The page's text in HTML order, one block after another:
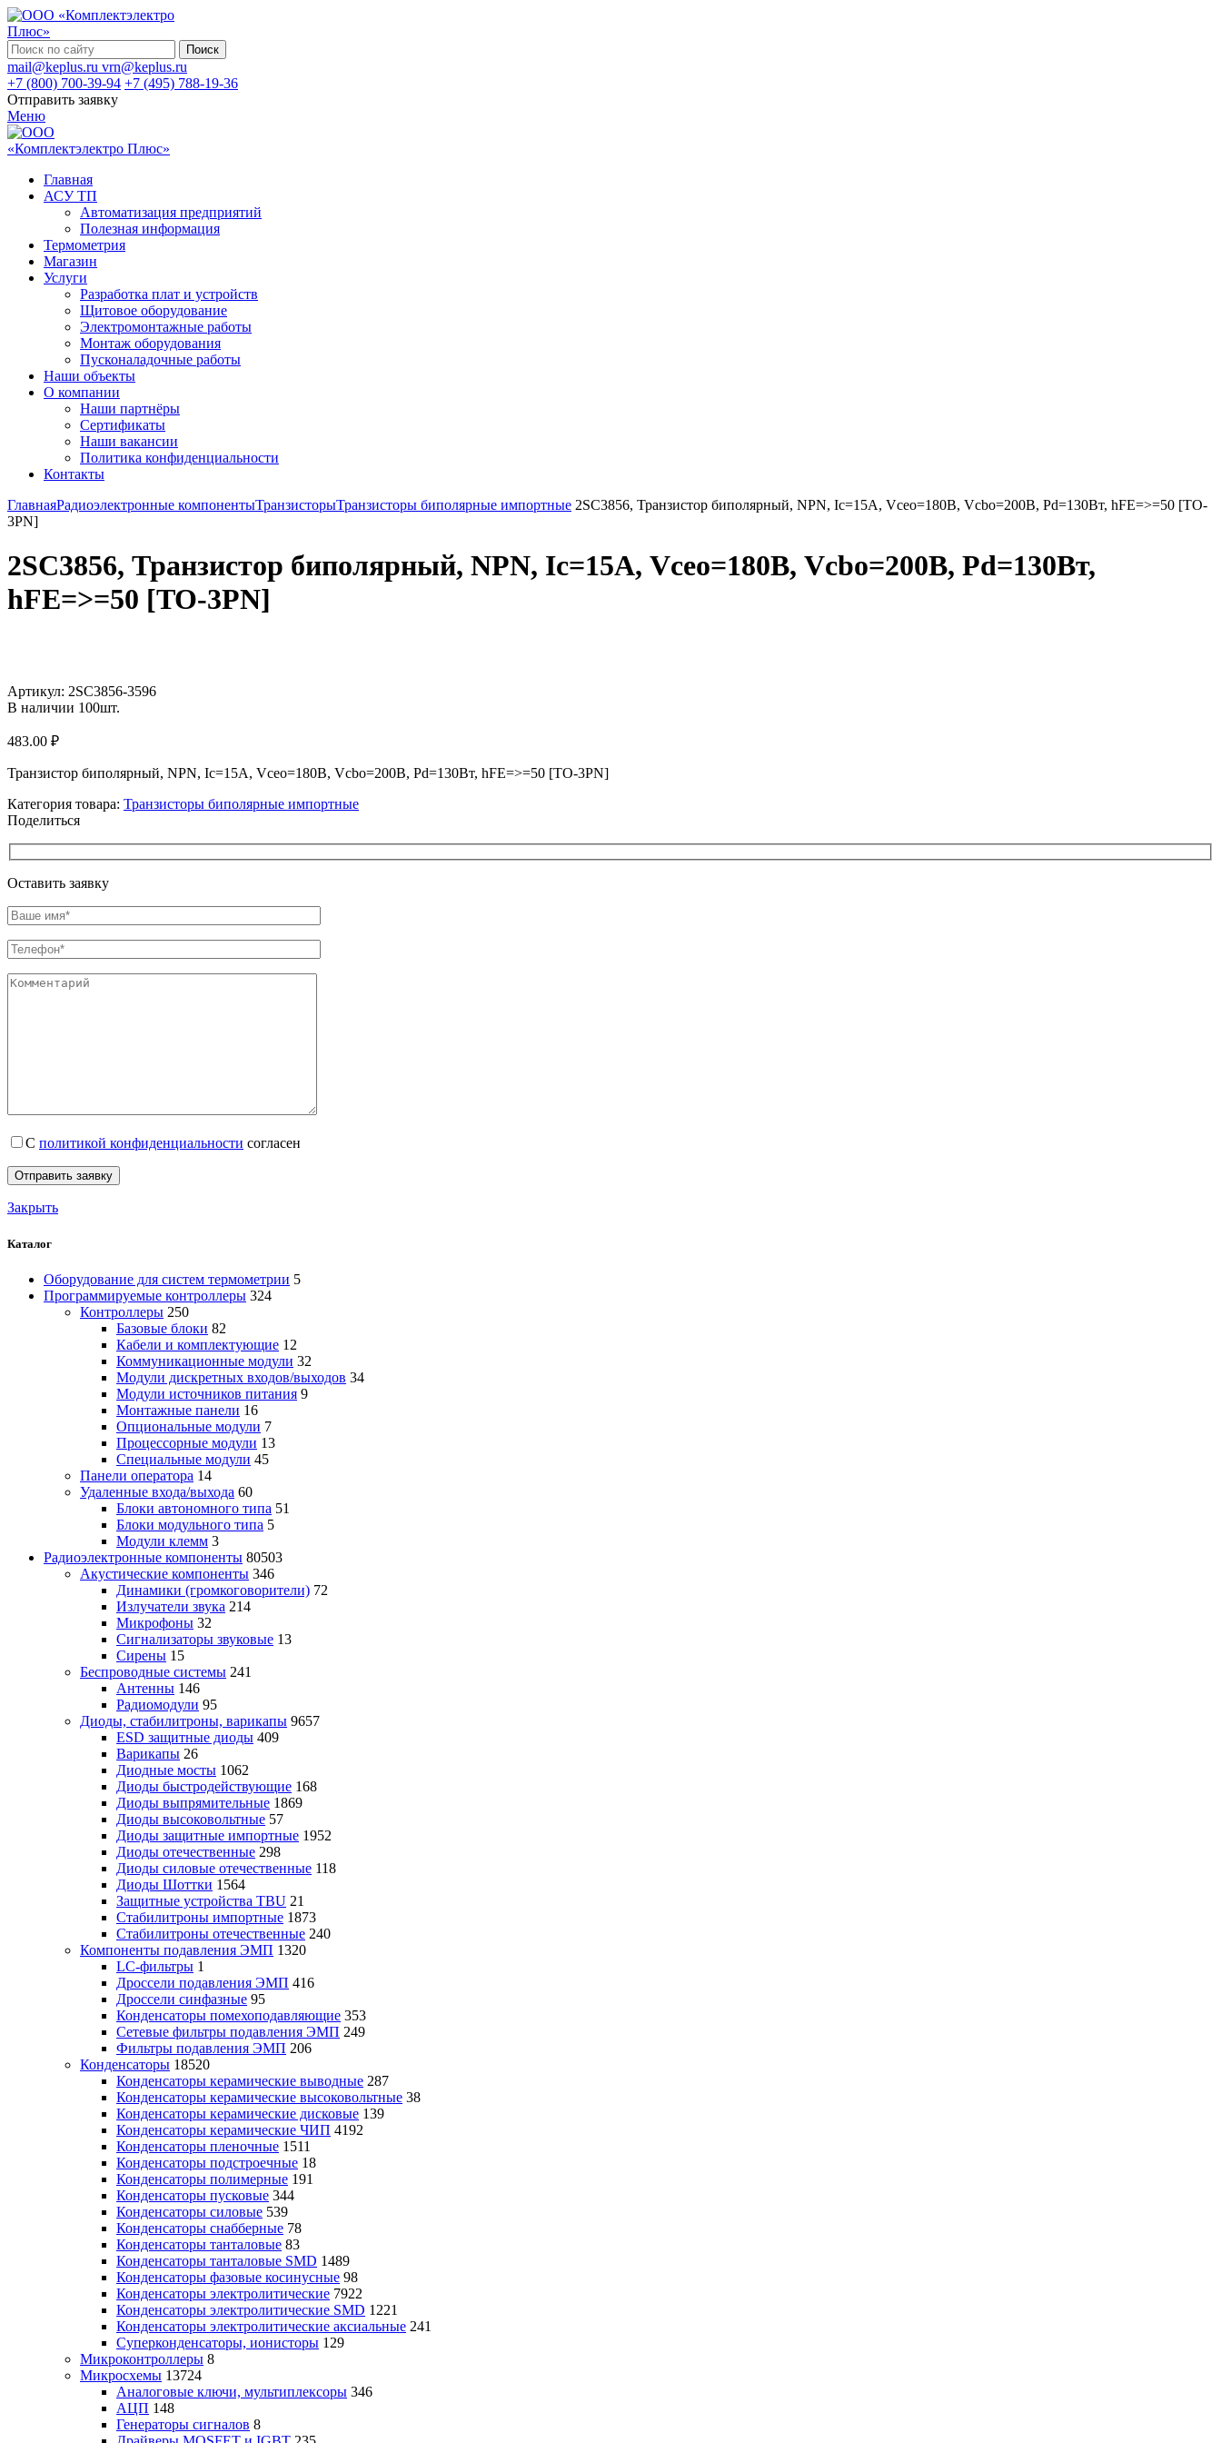
Поиск
mail@keplus.ru vrn@keplus.ru
+7 (800) 700-39-94 +7 (495) 788-19-36
Отправить заявку
Меню
Главная
АСУ ТП
Автоматизация предприятий
Полезная информация
Термометрия
Магазин
Услуги
Разработка плат и устройств
Щитовое оборудование
Электромонтажные работы
Монтаж оборудования
Пусконаладочные работы
Наши объекты
О компании
Наши партнёры
Сертификаты
Наши вакансии
Политика конфиденциальности
Контакты
ГлавнаяРадиоэлектронные компонентыТранзисторыТранзисторы биполярные импортные 2SC3856, Транзистор биполярный, NPN, Ic=15А, Vceo=180В, Vcbo=200В, Pd=130Вт, hFE=>=50 [TO-
3PN]
2SC3856, Транзистор биполярный, NPN, Ic=15А, Vceo=180В, Vcbo=200В, Pd=130Вт,
hFE=>=50 [TO-3PN]
Артикул: 2SC3856-3596
В наличии 100шт.
483.00 ₽
Транзистор биполярный, NPN, Ic=15А, Vceo=180В, Vcbo=200В, Pd=130Вт, hFE=>=50 [TO-3PN]
Категория товара: Транзисторы биполярные импортные
Поделиться
Оставить заявку
С политикой конфиденциальности согласен
Закрыть
Каталог
Оборудование для систем термометрии 5
Программируемые контроллеры 324
Контроллеры 250
Базовые блоки 82
Кабели и комплектующие 12
Коммуникационные модули 32
Модули дискретных входов/выходов 34
Модули источников питания 9
Монтажные панели 16
Опциональные модули 7
Процессорные модули 13
Специальные модули 45
Панели оператора 14
Удаленные входа/выхода 60
Блоки автономного типа 51
Блоки модульного типа 5
Модули клемм 3
Радиоэлектронные компоненты 80503
Акустические компоненты 346
Динамики (громкоговорители) 72
Излучатели звука 214
Микрофоны 32
Сигнализаторы звуковые 13
Сирены 15
Беспроводные системы 241
Антенны 146
Радиомодули 95
Диоды, стабилитроны, варикапы 9657
ESD защитные диоды 409
Варикапы 26
Диодные мосты 1062
Диоды быстродействующие 168
Диоды выпрямительные 1869
Диоды высоковольтные 57
Диоды защитные импортные 1952
Диоды отечественные 298
Диоды силовые отечественные 118
Диоды Шоттки 1564
Защитные устройства TBU 21
Стабилитроны импортные 1873
Стабилитроны отечественные 240
Компоненты подавления ЭМП 1320
LC-фильтры 1
Дроссели подавления ЭМП 416
Дроссели синфазные 95
Конденсаторы помехоподавляющие 353
Сетевые фильтры подавления ЭМП 249
Фильтры подавления ЭМП 206
Конденсаторы 18520
Конденсаторы керамические выводные 287
Конденсаторы керамические высоковольтные 38
Конденсаторы керамические дисковые 139
Конденсаторы керамические ЧИП 4192
Конденсаторы пленочные 1511
Конденсаторы подстроечные 18
Конденсаторы полимерные 191
Конденсаторы пусковые 344
Конденсаторы силовые 539
Конденсаторы снабберные 78
Конденсаторы танталовые 83
Конденсаторы танталовые SMD 1489
Конденсаторы фазовые косинусные 98
Конденсаторы электролитические 7922
Конденсаторы электролитические SMD 1221
Конденсаторы электролитические аксиальные 241
Суперконденсаторы, ионисторы 129
Микроконтроллеры 8
Микросхемы 13724
Аналоговые ключи, мультиплексоры 346
АЦП 148
Генераторы сигналов 8